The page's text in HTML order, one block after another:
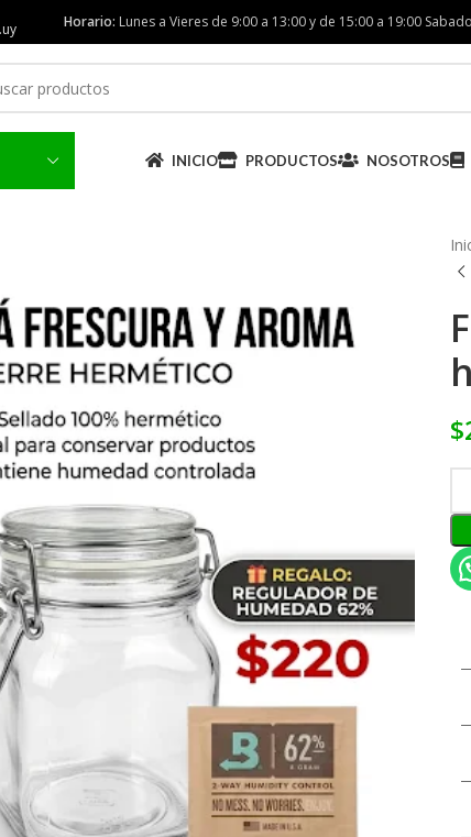
Horario: Lunes a Vieres de 9:00 a 13:00 y de 15:00 a 19:00
INICIO PRODUCTOS NOSOTROS
$